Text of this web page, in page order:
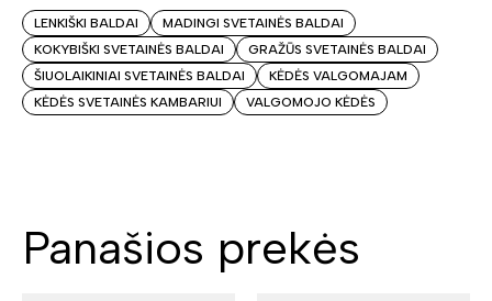
LENKIŠKI BALDAI
MADINGI SVETAINĖS BALDAI
KOKYBIŠKI SVETAINĖS BALDAI
GRAŽŪS SVETAINĖS BALDAI
ŠIUOLAIKINIAI SVETAINĖS BALDAI
KĖDĖS VALGOMAJAM
KĖDĖS SVETAINĖS KAMBARIUI
VALGOMOJO KĖDĖS
Panašios prekės